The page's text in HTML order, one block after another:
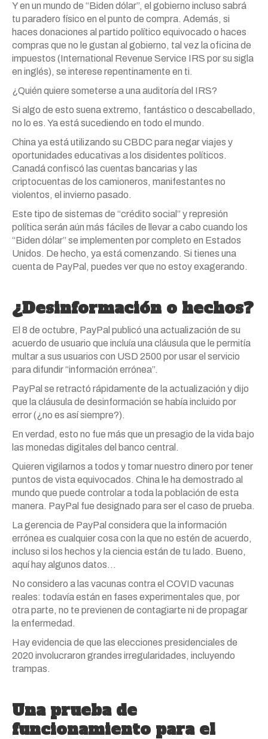
Y en un mundo de “Biden dólar”, el gobierno incluso sabrá
tu paradero físico en el punto de compra. Además, si
haces donaciones al partido político equivocado o haces
compras que no le gustan al gobierno, tal vez la oficina de
impuestos (International Revenue Service IRS por su sigla
en inglés), se interese repentinamente en ti.
¿Quién quiere someterse a una auditoría del IRS?
Si algo de esto suena extremo, fantástico o descabellado,
no lo es. Ya está sucediendo en todo el mundo.
China ya está utilizando su CBDC para negar viajes y
oportunidades educativas a los disidentes políticos.
Canadá confiscó las cuentas bancarias y las
criptocuentas de los camioneros, manifestantes no
violentos, el invierno pasado.
Este tipo de sistemas de “crédito social” y represión
política serán aún más fáciles de llevar a cabo cuando los
“Biden dólar” se implementen por completo en Estados
Unidos. De hecho, ya está comenzando. Si tienes una
cuenta de PayPal, puedes ver que no estoy exagerando.
¿Desinformación o hechos?
El 8 de octubre, PayPal publicó una actualización de su
acuerdo de usuario que incluía una cláusula que le permitía
multar a sus usuarios con USD 2500 por usar el servicio
para difundir “información errónea”.
PayPal se retractó rápidamente de la actualización y dijo
que la cláusula de desinformación se había incluido por
error (¿no es así siempre?).
En verdad, esto no fue más que un presagio de la vida bajo
las monedas digitales del banco central.
Quieren vigilarnos a todos y tomar nuestro dinero por tener
puntos de vista equivocados. China le ha demostrado al
mundo que puede controlar a toda la población de esta
manera. PayPal fue designado para ser el caso de prueba.
La gerencia de PayPal considera que la información
errónea es cualquier cosa con la que no estén de acuerdo,
incluso si los hechos y la ciencia están de tu lado. Bueno,
aquí hay algunos datos…
No considero a las vacunas contra el COVID vacunas
reales: todavía están en fases experimentales que, por
otra parte, no te previenen de contagiarte ni de propagar
la enfermedad.
Hay evidencia de que las elecciones presidenciales de
2020 involucraron grandes irregularidades, incluyendo
trampas.
Una prueba de
funcionamiento para el